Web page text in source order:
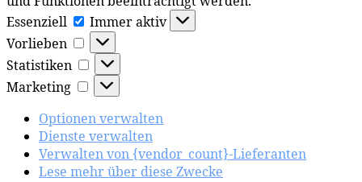
Essenziell
Essenziell
Immer aktiv
Vorlieben
Vorlieben
Statistiken
Statistiken
Marketing
Marketing
Optionen verwalten
Dienste verwalten
Verwalten von {vendor_count}-Lieferanten
Lese mehr über diese Zwecke